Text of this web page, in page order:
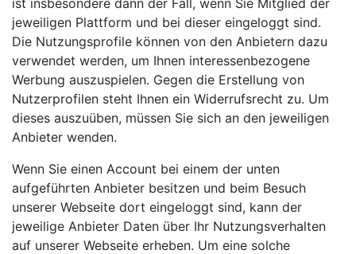
ist insbesondere dann der Fall, wenn Sie Mitglied der
jeweiligen Plattform und bei dieser eingeloggt sind.
Die Nutzungsprofile können von den Anbietern dazu
verwendet werden, um Ihnen interessenbezogene
Werbung auszuspielen. Gegen die Erstellung von
Nutzerprofilen steht Ihnen ein Widerrufsrecht zu. Um
dieses auszuüben, müssen Sie sich an den jeweiligen
Anbieter wenden.
Wenn Sie einen Account bei einem der unten
aufgeführten Anbieter besitzen und beim Besuch
unserer Webseite dort eingeloggt sind, kann der
jeweilige Anbieter Daten über Ihr Nutzungsverhalten
auf unserer Webseite erheben. Um eine solche